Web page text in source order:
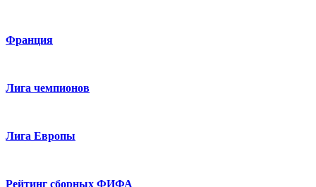
Франция
Лига чемпионов
Лига Европы
Рейтинг сборных ФИФА